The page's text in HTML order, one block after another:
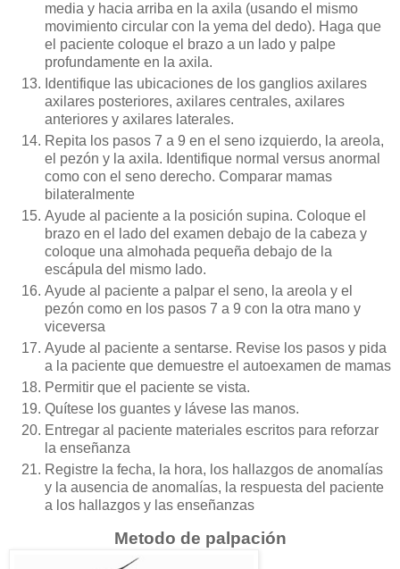
media y hacia arriba en la axila (usando el mismo
movimiento circular con la yema del dedo). Haga que
el paciente coloque el brazo a un lado y palpe
profundamente en la axila.
Identifique las ubicaciones de los ganglios axilares
axilares posteriores, axilares centrales, axilares
anteriores y axilares laterales.
Repita los pasos 7 a 9 en el seno izquierdo, la areola,
el pezón y la axila. Identifique normal versus anormal
como con el seno derecho. Comparar mamas
bilateralmente
Ayude al paciente a la posición supina. Coloque el
brazo en el lado del examen debajo de la cabeza y
coloque una almohada pequeña debajo de la
escápula del mismo lado.
Ayude al paciente a palpar el seno, la areola y el
pezón como en los pasos 7 a 9 con la otra mano y
viceversa
Ayude al paciente a sentarse. Revise los pasos y pida
a la paciente que demuestre el autoexamen de mamas
Permitir que el paciente se vista.
Quítese los guantes y lávese las manos.
Entregar al paciente materiales escritos para reforzar
la enseñanza
Registre la fecha, la hora, los hallazgos de anomalías
y la ausencia de anomalías, la respuesta del paciente
a los hallazgos y las enseñanzas
Metodo de palpación